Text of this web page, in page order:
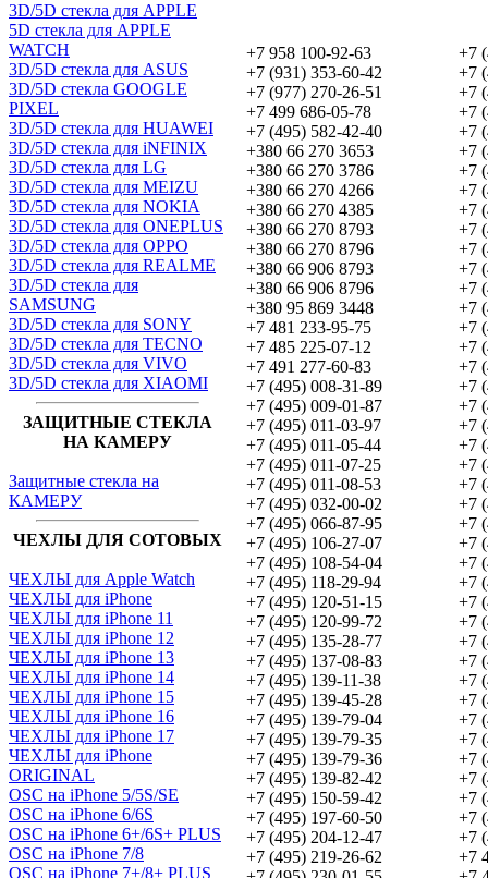
3D/5D стекла для APPLE
5D стекла для APPLE
WATCH
3D/5D стекла для ASUS
3D/5D стекла GOOGLE
PIXEL
3D/5D стекла для HUAWEI
3D/5D стекла для iNFINIX
3D/5D стекла для LG
3D/5D стекла для MEIZU
3D/5D стекла для NOKIA
3D/5D стекла для ONEPLUS
3D/5D стекла для OPPO
3D/5D стекла для REALME
3D/5D стекла для
SAMSUNG
3D/5D стекла для SONY
3D/5D стекла для TECNO
3D/5D стекла для VIVO
3D/5D стекла для XIAOMI
ЗАЩИТНЫЕ СТЕКЛА
НА КАМЕРУ
Защитные стекла на
КАМЕРУ
ЧЕХЛЫ ДЛЯ СОТОВЫХ
ЧЕХЛЫ для Apple Watch
ЧЕХЛЫ для iPhone
ЧЕХЛЫ для iPhone 11
ЧЕХЛЫ для iPhone 12
ЧЕХЛЫ для iPhone 13
ЧЕХЛЫ для iPhone 14
ЧЕХЛЫ для iPhone 15
ЧЕХЛЫ для iPhone 16
ЧЕХЛЫ для iPhone 17
ЧЕХЛЫ для iPhone
ORIGINAL
OSC на iPhone 5/5S/SE
OSC на iPhone 6/6S
OSC на iPhone 6+/6S+ PLUS
OSC на iPhone 7/8
OSC на iPhone 7+/8+ PLUS
+7 958 100-92-63
+7 (931) 353-60-42
+7 (977) 270-26-51
+7 499 686-05-78
+7 (495) 582-42-40
+380 66 270 3653
+380 66 270 3786
+380 66 270 4266
+380 66 270 4385
+380 66 270 8793
+380 66 270 8796
+380 66 906 8793
+380 66 906 8796
+380 95 869 3448
+7 481 233-95-75
+7 485 225-07-12
+7 491 277-60-83
+7 (495) 008-31-89
+7 (495) 009-01-87
+7 (495) 011-03-97
+7 (495) 011-05-44
+7 (495) 011-07-25
+7 (495) 011-08-53
+7 (495) 032-00-02
+7 (495) 066-87-95
+7 (495) 106-27-07
+7 (495) 108-54-04
+7 (495) 118-29-94
+7 (495) 120-51-15
+7 (495) 120-99-72
+7 (495) 135-28-77
+7 (495) 137-08-83
+7 (495) 139-11-38
+7 (495) 139-45-28
+7 (495) 139-79-04
+7 (495) 139-79-35
+7 (495) 139-79-36
+7 (495) 139-82-42
+7 (495) 150-59-42
+7 (495) 197-60-50
+7 (495) 204-12-47
+7 (495) 219-26-62
+7
+7
+7
+7
+7
+7
+7
+7
+7
+7
+7
+7
+7
+7
+7
+7
+7
+7
+7
+7
+7
+7
+7
+7
+7
+7
+7
+7
+7
+7
+7
+7
+7
+7
+7
+7
+7
+7
+7
+7
+7
+7